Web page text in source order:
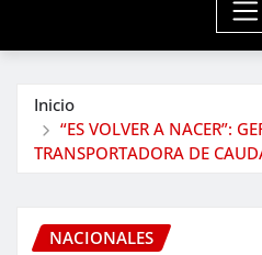
Inicio
“ES VOLVER A NACER”:
TRANSPORTADORA DE
NACIONALES